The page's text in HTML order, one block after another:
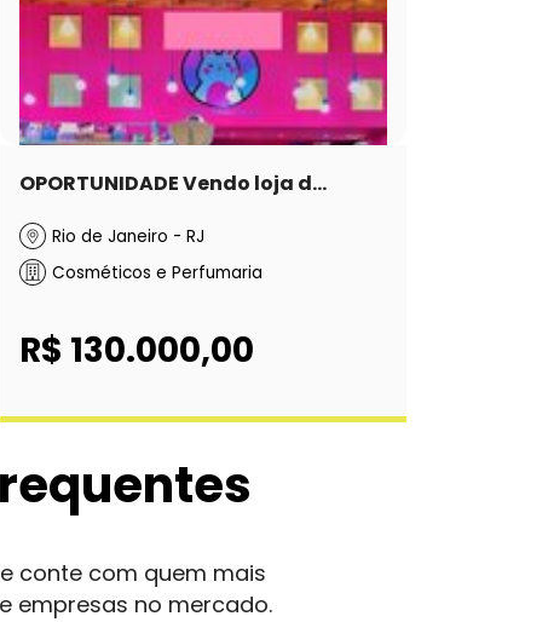
OPORTUNIDADE Vendo loja d...
Rio de Janeiro - RJ
Cosméticos e Perfumaria
R$ 130.000,00
conte com quem mais
empresas no mercado.